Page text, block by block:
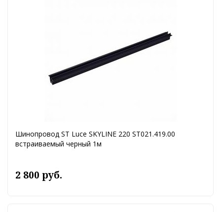
Шинопровод ST Luce SKYLINE 220 ST021.419.00
встраиваемый черный 1м
2 800 руб.